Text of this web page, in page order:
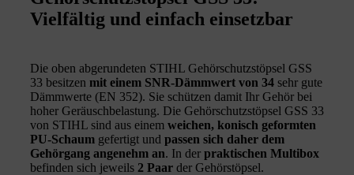
Vielfältig und einfach einsetzbar
Die oben abgerundeten STIHL Gehörschutzstöpsel GSS
33 besitzen mit einem SNR-Dämmwert von 34 sehr gute
Dämmwerte (EN 352). Sie schützen damit Ihr Gehör bei
hoher Geräuschbelastung. Die Gehörschutzstöpsel GSS 33
von STIHL sind aus einem weichen, konisch geformten
PU-Schaum gefertigt und passen sich daher dem
Gehörgang angenehm an. In der praktischen Multibox
befinden sich jeweils 2 Paar der Gehörstöpsel.